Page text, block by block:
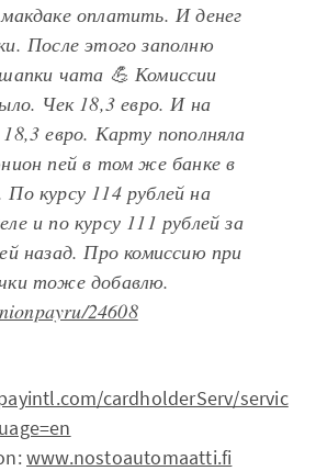
оплатить. И денег
После этого заполню
чата 💪 Комиссии
Чек 18,3 евро. И на
евро. Карту пополняла
пей в том же банке в
курсу 114 рублей на
и по курсу 111 рублей за
назад. Про комиссию при
тоже добавлю.
24608
cardholderServ/servic
www.nostoautomaatti.fi